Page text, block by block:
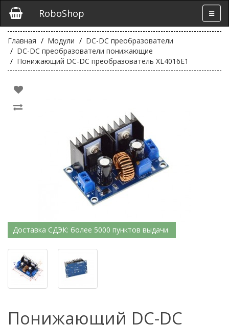
RoboShop
Главная Модули
DC-DC преобразователи
DC-DC преобразователи понижающие
Понижающий DC-DC преобразователь XL4016E1
Доставка СДЭК: более 5000 пунктов выдачи
Понижающий DC-DC